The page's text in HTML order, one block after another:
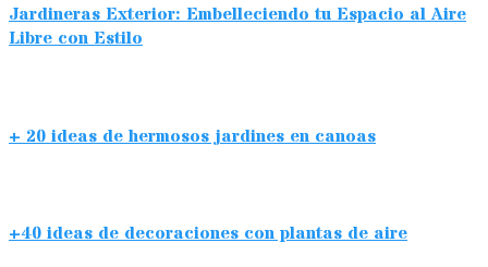
Jardineras Exterior: Embelleciendo tu Espacio al Aire
Libre con Estilo
+ 20 ideas de hermosos jardines en canoas
+40 ideas de decoraciones con plantas de aire